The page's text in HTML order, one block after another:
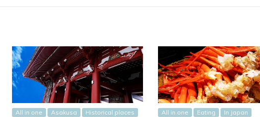
All in one Asakusa
Historical places
All in one Eating
In Japan